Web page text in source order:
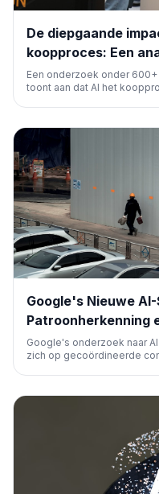
De diepgaande
koopproces: Een
Een onderzoek onder
toont aan dat AI het
zichtbaarheid essentieel
Google's Nieuwe
Patroonherkenning
Google's onderzoek naar
zich op gecoördineerde
SEO betekent dit: focus op